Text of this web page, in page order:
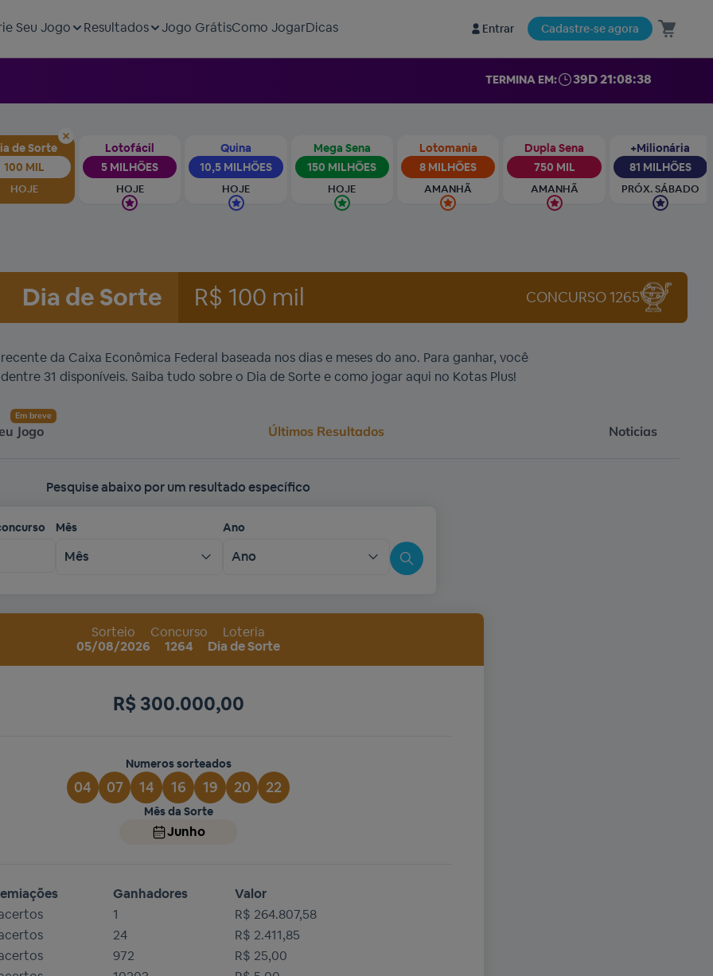
Seu Jogo Resultados Jogo GrátisComo JogarDicas Entrar Cadastre-se agora
TERMINA EM: 39D 21:08:36
de Sorte
100 MIL
HOJE
Lotofácil
5 MILHÕES
HOJE
Quina
10,5 MILHÕES
HOJE
Mega Sena
150 MILHÕES
HOJE
Lotomania
8 MILHÕES
AMANHÃ
Dupla Sena
750 MIL
AMANHÃ
+Milionária
81 MILHÕES
PRÓX. SÁBADO
Dia de Sorte R$ 100 mil CONCURSO 1265
da Caixa Econômica Federal baseada nos dias e meses do ano. Para ganhar, você
31 disponíveis. Saiba tudo sobre o Dia de Sorte e como jogar aqui no Kotas Plus!
Em breve
Jogo Últimos Resultados Noticias
Pesquise abaixo por um resultado específico
Mês
Mês
Ano
Ano
Sorteio
05/08/2026
Concurso
1264
Loteria
Dia de Sorte
R$ 300.000,00
Numeros sorteados
04 07 14 16 19 20 22
Mês da Sorte
Junho
Ganhadores
Valor
1
R$ 264.807,58
24
R$ 2.411,85
972
R$ 25,00